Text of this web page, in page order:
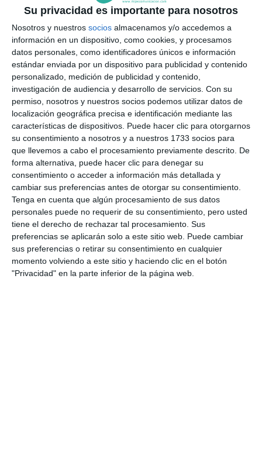
Su privacidad es importante para nosotros
Nosotros y nuestros socios almacenamos y/o accedemos a
información en un dispositivo, como cookies, y procesamos
datos personales, como identificadores únicos e información
estándar enviada por un dispositivo para publicidad y contenido
personalizado, medición de publicidad y contenido,
investigación de audiencia y desarrollo de servicios. Con su
permiso, nosotros y nuestros socios podemos utilizar datos de
localización geográfica precisa e identificación mediante las
características de dispositivos. Puede hacer clic para otorgarnos
su consentimiento a nosotros y a nuestros 1733 socios para
que llevemos a cabo el procesamiento previamente descrito. De
forma alternativa, puede hacer clic para denegar su
consentimiento o acceder a información más detallada y
cambiar sus preferencias antes de otorgar su consentimiento.
Tenga en cuenta que algún procesamiento de sus datos
personales puede no requerir de su consentimiento, pero usted
tiene el derecho de rechazar tal procesamiento. Sus
preferencias se aplicarán solo a este sitio web. Puede cambiar
sus preferencias o retirar su consentimiento en cualquier
momento volviendo a este sitio y haciendo clic en el botón
"Privacidad" en la parte inferior de la página web.